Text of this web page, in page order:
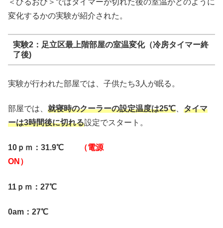
変化するかの実験が紹介された。
実験2：足立区最上階部屋の室温変化（冷房タイマー終
了後)
実験が行われた部屋では、子供たち3人が眠る。
部屋では、 就寝時のクーラーの設定温度は25℃
タイマ
ーは3時間後に切れる設定でスタート。
10ｐｍ：31.9℃
（電源
ON）
11ｐｍ：27℃
0am：27℃